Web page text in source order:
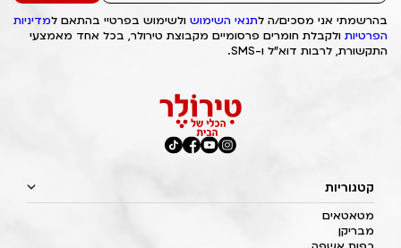
בהרשמתי אני מסכים/ה לתנאי השימוש ולשימוש בפרטיי בהתאם למדיניות
הפרטיות ולקבלת חומרים פרסומיים מקבוצת טירולר, בכל אחד מאמצעי
התקשורת, לרבות דוא"ל ו-SMS.
קטגוריות
מטאטאים
מבריקן